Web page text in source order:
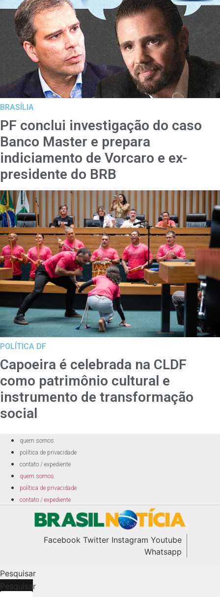
BRASÍLIA
PF conclui investigação do caso
Banco Master e prepara
indiciamento de Vorcaro e ex-
presidente do BRB
POLÍTICA DF
Capoeira é celebrada na CLDF
como patrimônio cultural e
instrumento de transformação
social
quem somos
política de privacidade
contato / expediente
quem somos
política de privacidade
contato / expediente
Facebook Twitter Instagram Youtube
Whatsapp
Pesquisar
Pesquisar